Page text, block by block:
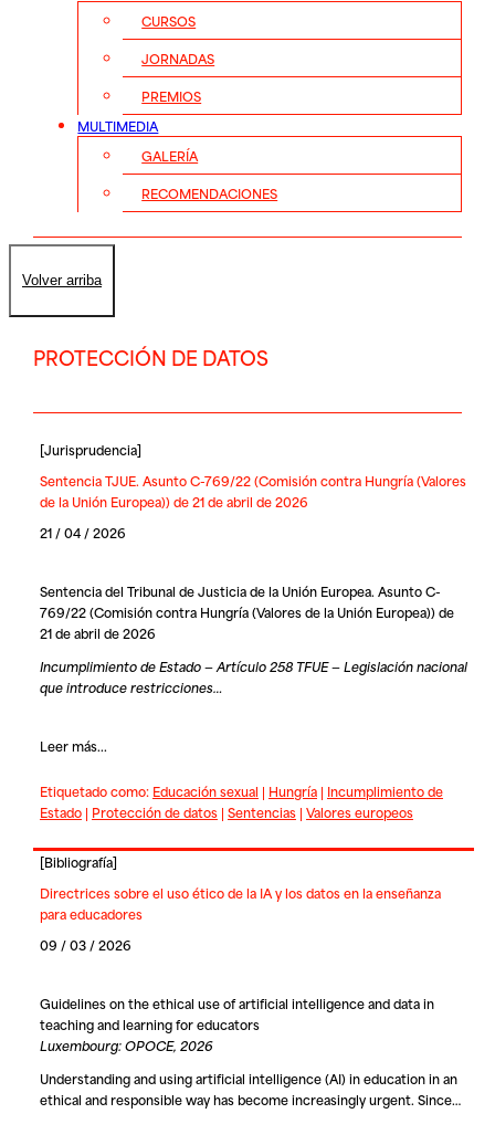
CURSOS
JORNADAS
PREMIOS
MULTIMEDIA
GALERÍA
RECOMENDACIONES
Volver arriba
PROTECCIÓN DE DATOS
[Jurisprudencia]
Sentencia TJUE. Asunto C-769/22 (Comisión contra Hungría (Valores
de la Unión Europea)) de 21 de abril de 2026
21 / 04 / 2026
Sentencia del Tribunal de Justicia de la Unión Europea. Asunto C-
769/22 (Comisión contra Hungría (Valores de la Unión Europea)) de
21 de abril de 2026
Incumplimiento de Estado — Artículo 258 TFUE — Legislación nacional
que introduce restricciones…
Leer más...
Etiquetado como: Educación sexual | Hungría| Incumplimiento de
Estado| Protección de datos| Sentencias| Valores europeos
[Bibliografía]
Directrices sobre el uso ético de la IA y los datos en la enseñanza
para educadores
09 / 03 / 2026
Guidelines on the ethical use of artificial intelligence and data in
teaching and learning for educators
Luxembourg: OPOCE, 2026
Understanding and using artificial intelligence (AI) in education in an
ethical and responsible way has become increasingly urgent. Since…